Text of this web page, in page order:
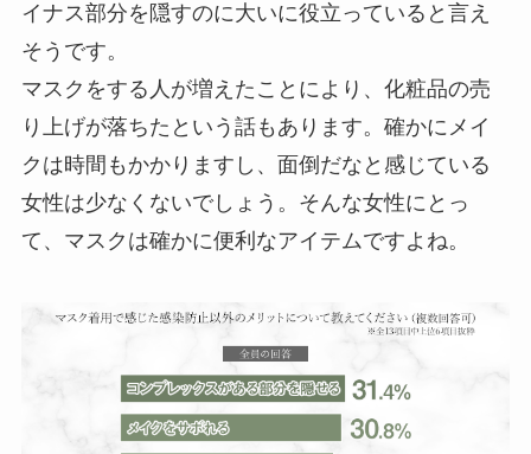
イナス部分を隠すのに大いに役立っていると言え
そうです。
マスクをする人が増えたことにより、化粧品の売
り上げが落ちたという話もあります。確かにメイ
クは時間もかかりますし、面倒だなと感じている
女性は少なくないでしょう。そんな女性にとっ
て、マスクは確かに便利なアイテムですよね。